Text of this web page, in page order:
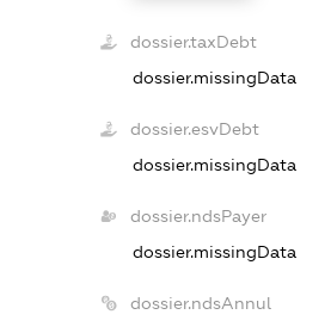
dossier.taxDebt
dossier.missingData
dossier.esvDebt
dossier.missingData
dossier.ndsPayer
dossier.missingData
dossier.ndsAnnul